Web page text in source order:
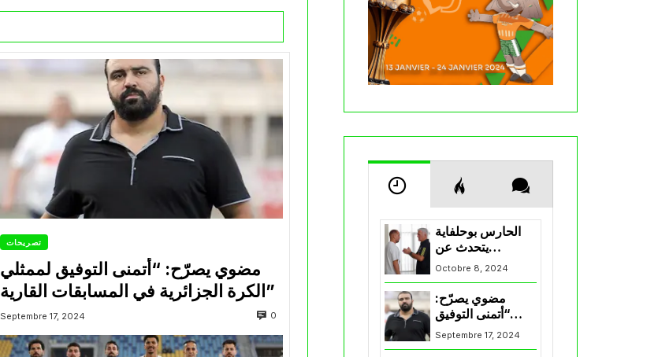
تصريحات
مضوي يصرّح: “أتمنى التوفيق لممثلي
الكرة الجزائرية في المسابقات القارية”
Septembre 17, 2024 0
الحارس بوحلفاية
يتحدث عن
طموحاته مع
المنتخب و شباب
قسنطينة
Octobre 8, 2024
مضوي يصرّح:
“أتمنى التوفيق
لممثلي الكرة
الجزائرية في
Septembre 17, 2024